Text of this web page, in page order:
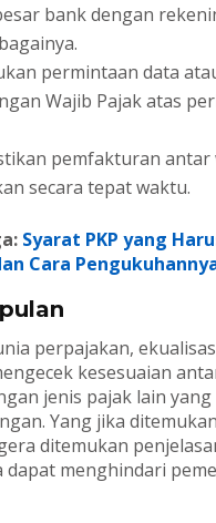
bank dengan
permintaan data
Wajib Pajak atas
pemfakturan antar
secara tepat waktu.
Syarat PKP yang
Cara
perpajakan,
kesesuaian
jenis pajak lain yang
Yang jika
ditemukan
dapat menghindari